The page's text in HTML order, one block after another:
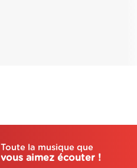
Toute la musique que
vous aimez écouter !